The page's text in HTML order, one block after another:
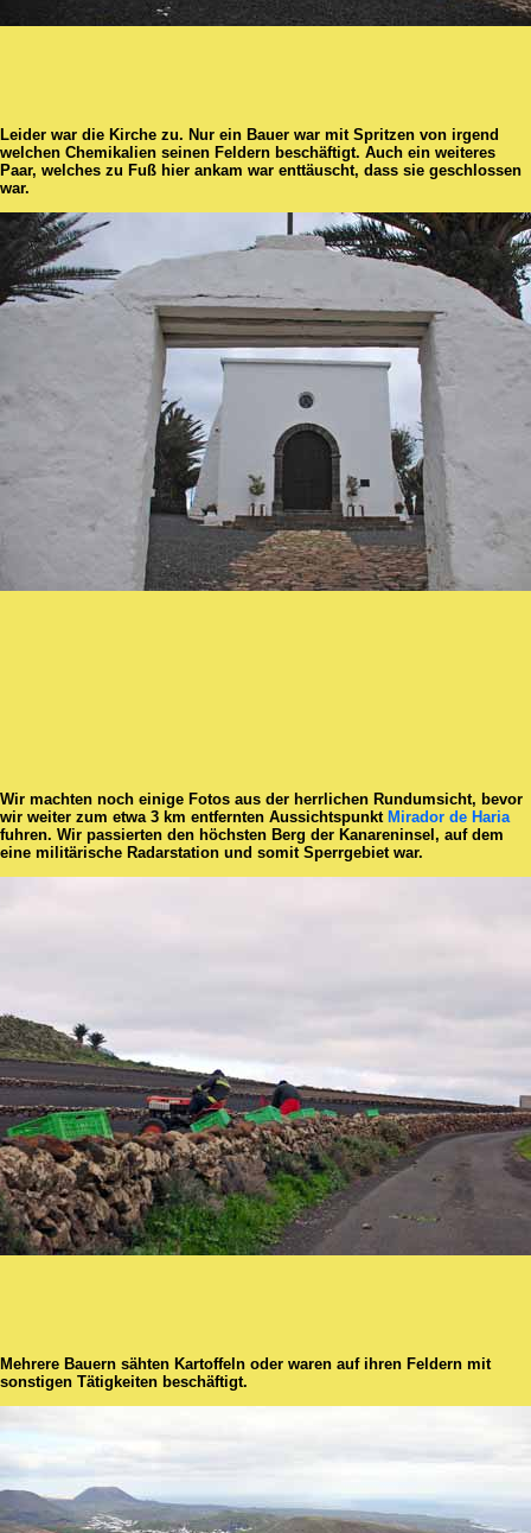
Leider war die Kirche zu. Nur ein Bauer war mit Spritzen von irgend
welchen Chemikalien seinen Feldern beschäftigt. Auch ein weiteres
Paar, welches zu Fuß hier ankam war enttäuscht, dass sie geschlossen
war.
Wir machten noch einige Fotos aus der herrlichen Rundumsicht, bevor
wir weiter zum etwa 3 km entfernten Aussichtspunkt Mirador de Haria
fuhren. Wir passierten den höchsten Berg der Kanareninsel, auf dem
eine militärische Radarstation und somit Sperrgebiet war.
Mehrere Bauern sähten Kartoffeln oder waren auf ihren Feldern mit
sonstigen Tätigkeiten beschäftigt.